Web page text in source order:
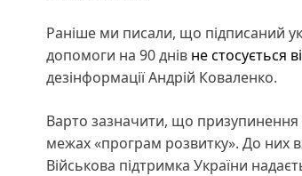
Раніше ми писали, що підписаний
допомоги на 90 днів не стосується
дезінформації Андрій Коваленко.
Варто зазначити, що
межах «програм розвитку». До них
Військова підтримка України